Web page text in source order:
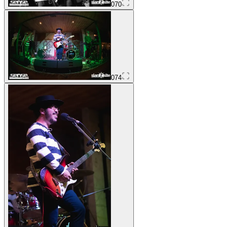
070
074